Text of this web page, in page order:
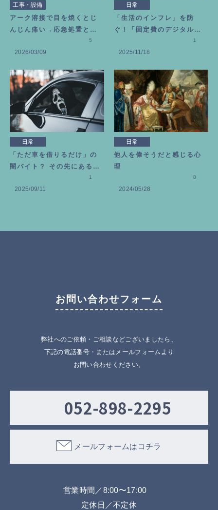
工事・設備
アーク溶接で目を焼くとじ
んじん痛い→応急処置とビ
タミン目薬を選んだ理由
2026/03/09
5
日常
「生活のインフレ」を防
ぐ！「固定費のデジタル断
2025/11/18
1
日常
「ただ車を借りるだけ」の
闇バイト？ その先にある恐
2025/09/11
1
日常
他人を偉そうだと感じる心
理
2024/05/28
8
お問い合わせフォーム
弊社へのご依頼・ご相談などございましたら、
下記の電話番号・またはメールフォームより
お問い合わせください。
052-898-2295
メールフォームはコチラ
営業時間／8:00〜17:00
定休日／不定休